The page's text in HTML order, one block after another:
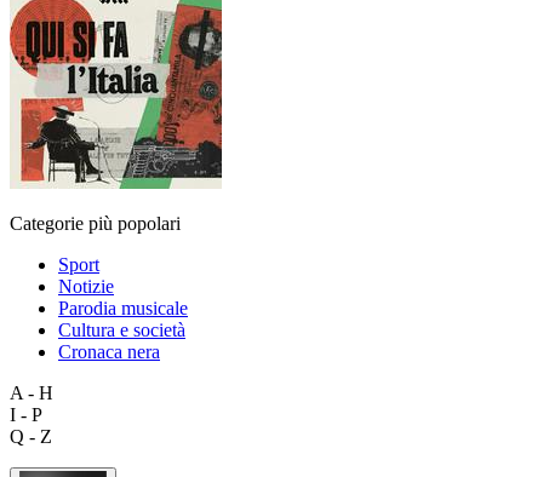
Categorie più popolari
Sport
Notizie
Parodia musicale
Cultura e società
Cronaca nera
A - H
I - P
Q - Z